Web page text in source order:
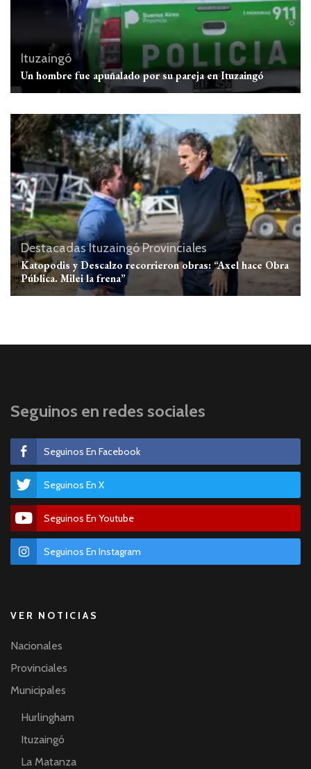
Ituzaingó
Un hombre fue apuñalado por su pareja en Ituzaingó
DestacadasItuzaingóProvinciales
Katopodis y Descalzo recorrieron obras: “Axel hace Obra
Pública. Milei la frena”
Seguinos en redes sociales
Seguinos En Facebook
Seguinos En X
Seguinos En Youtube
Seguinos En Instagram
VER NOTICIAS
Nacionales
Provinciales
Municipales
Hurlingham
Ituzaingó
La Matanza